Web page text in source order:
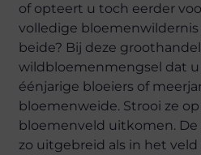
of opteert u toch eerder
volledige
beide? Bij deze
wildbloemenmengsel dat
éénjarige bloeiers of
bloemenweide. Strooi ze
bloemenveld uitkomen.
zo uitgebreid als in het